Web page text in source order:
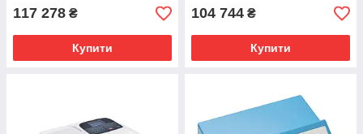
117 278 ₴
Купити
104 744 ₴
Купити